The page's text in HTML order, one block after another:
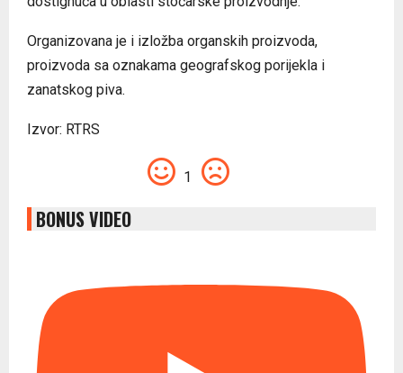
Organizovana je i izložba organskih proizvoda,
proizvoda sa oznakama geografskog porijekla i
zanatskog piva.
Izvor: RTRS
1
BONUS VIDEO